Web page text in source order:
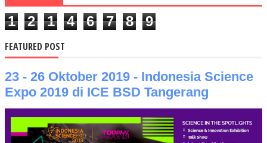
1 2 1 4 6 7 8 9
FEATURED POST
23 - 26 Oktober 2019 - Indonesia Science
Expo 2019 di ICE BSD Tangerang